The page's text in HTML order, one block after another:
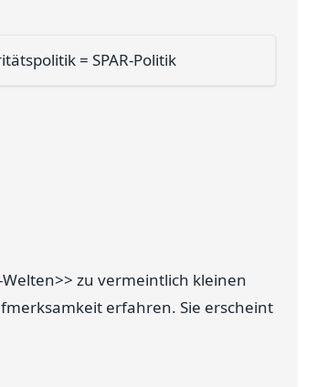
= SPAR-Politik
zu vermeintlich kleinen
erfahren. Sie erscheint